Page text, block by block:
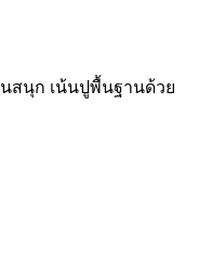
นสนุก เน้นปูพื้นฐานด้วย